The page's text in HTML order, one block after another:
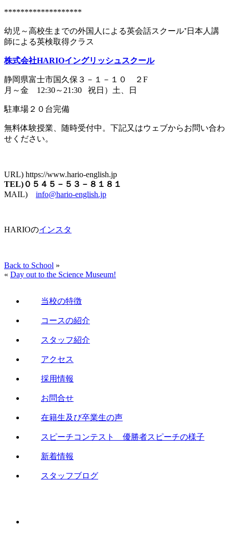
*******************
幼児～高校生までの外国人による英会話スクール⁺日本人講
師による英検取得クラス
株式会社HARIOイングリッシュスクール
静岡県富士市国久保３－１－１０ ２F
月～金 12:30～21:30 祝日）土、日
駐車場２０台完備
無料体験授業、随時受付中。下記又はウェブからお問い合わ
せください。
URL) https://www.hario-english.jp
TEL)０５４５－５３－８１８１
MAIL) info@hario-english.jp
HARIOのインスタ
Back to School »
« Day out to the Science Museum!
当校の特徴
コースの紹介
スタッフ紹介
アクセス
採用情報
お問合せ
在籍生及び卒業生の声
スピーチコンテスト 優勝者スピーチの様子
新着情報
スタッフブログ